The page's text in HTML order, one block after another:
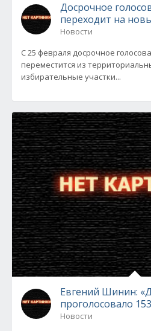
Досрочное
переходит на
Новости
С 25 февраля досрочное
переместится из
избирательные участки...
Евгений Шинин:
проголосовало
Новости